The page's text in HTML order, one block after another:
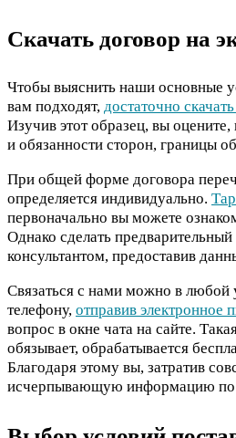
Скачать договор на
Чтобы выяснить наши основные
вам подходят, достаточно
Изучив этот образец, вы
и обязанности сторон, границы
При общей форме договора
определяется индивидуально.
первоначально вы можете
Однако сделать
консультантом, предоставив
Связаться с нами можно в
телефону, отправив электронное
вопрос в окне чата на сайте.
обязывает, обрабатывается
Благодаря этому вы, затратив
исчерпывающую информацию по